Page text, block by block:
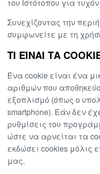
του Ιστότοπου για
Συνεχίζοντας την
συμφωνείτε με τη
ΤΙ ΕΊΝΑΙ ΤΑ
Ένα cookie είναι ένα
αριθμών που
εξοπλισμό (όπως ο
smartphone). Εάν δεν
ρυθμίσεις του
ώστε να αρνείται τα
εκδώσει cookies μόλις
μας.